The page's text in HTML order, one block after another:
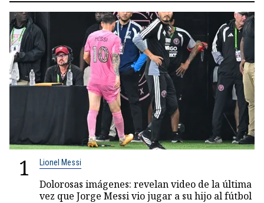
1 Lionel Messi
Dolorosas imágenes: revelan video de la última
vez que Jorge Messi vio jugar a su hijo al fútbol